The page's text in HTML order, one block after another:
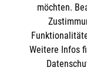
Malteser in
Sharepoint
möchten.
Weitere Infos